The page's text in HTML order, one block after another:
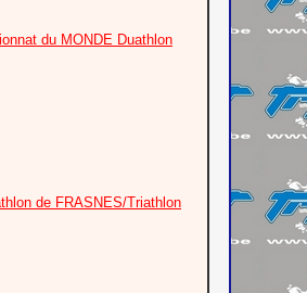
du MONDE Duathlon
de FRASNES/Triathlon